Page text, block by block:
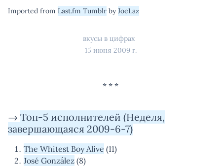
Imported from Last.fm Tumblr byJoeLaz
вкусы в цифрах
15 июня 2009 г.
→ Топ-5 исполнителей (Неделя,
завершающаяся 2009-6-7)
The Whitest Boy Alive (11)
José González (8)